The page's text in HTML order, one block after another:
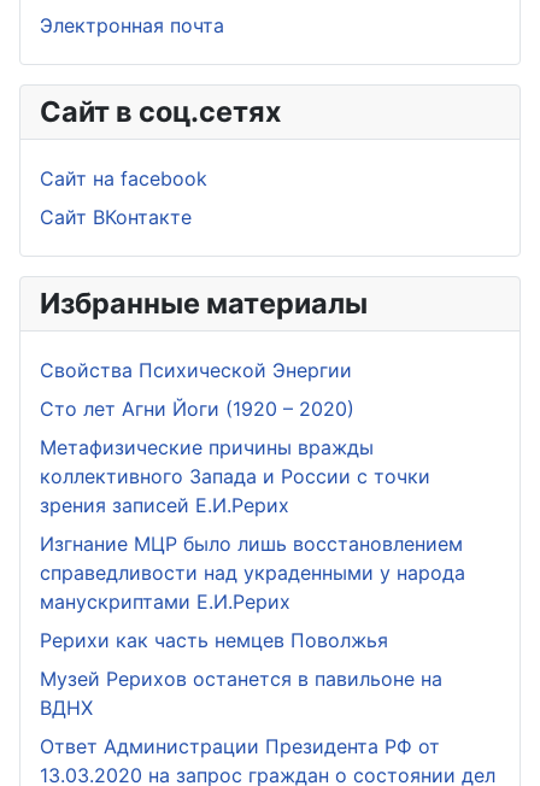
Электронная почта
Сайт в соц.сетях
Сайт на facebook
Сайт ВКонтакте
Избранные материалы
Свойства Психической Энергии
Сто лет Агни Йоги (1920 – 2020)
Метафизические причины вражды
коллективного Запада и России с точки
зрения записей Е.И.Рерих
Изгнание МЦР было лишь восстановлением
справедливости над украденными у народа
манускриптами Е.И.Рерих
Рерихи как часть немцев Поволжья
Музей Рерихов останется в павильоне на
ВДНХ
Ответ Администрации Президента РФ от
13.03.2020 на запрос граждан о состоянии дел